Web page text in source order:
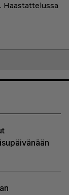
Haastattelussa